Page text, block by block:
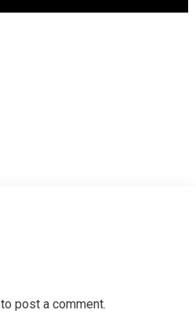
to post a comment.